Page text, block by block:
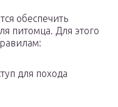
обеспечить
питомца. Для этого
для похода